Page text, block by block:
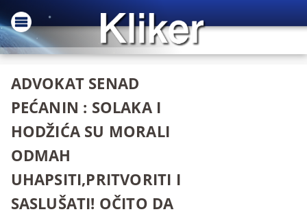
ADVOKAT SENAD
PEĆANIN : SOLAKA I
HODŽIĆA SU MORALI
ODMAH
UHAPSITI,PRITVORITI I
SASLUŠATI! OČITO DA